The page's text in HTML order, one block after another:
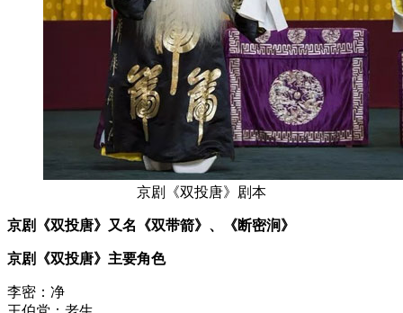
京剧《双投唐》剧本
京剧《双投唐》又名《双带箭》、《断密涧》
京剧《双投唐》主要角色
李密：净